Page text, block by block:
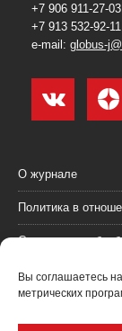
Вы соглашаетесь
метрических
+7 906 911-27-03,
+7 913 532-92-11
e-mail: globus-
О журнале
Политика в
Согласие на